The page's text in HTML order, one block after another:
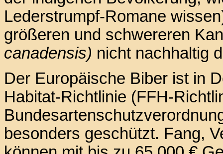
Lederstrumpf-Romane
größeren und schwereren
canadensis) nicht nachhaltig
Der Europäische Biber ist in
Habitat-Richtlinie (FFH-
besonders geschützt. Fang,